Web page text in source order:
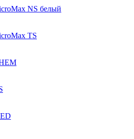
NS белый
TS